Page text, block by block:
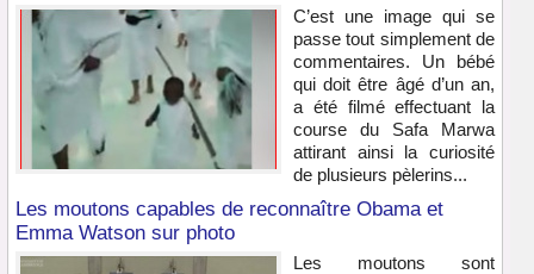
C’est une image qui se
passe tout simplement de
commentaires. Un bébé
qui doit être âgé d’un an,
a été filmé effectuant la
course du Safa Marwa
attirant ainsi la curiosité
de plusieurs pèlerins...
Les moutons capables de reconnaître Obama et
Emma Watson sur photo
Les moutons sont